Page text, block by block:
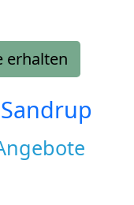
erhalten
Sandrup